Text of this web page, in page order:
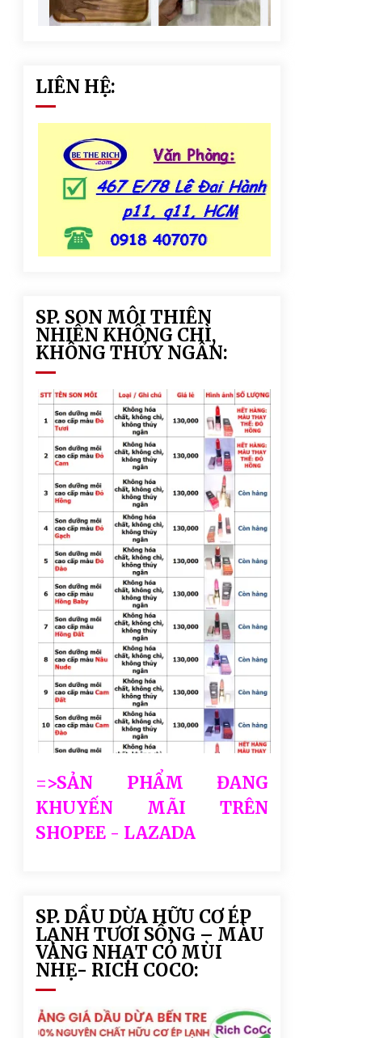
LIÊN HỆ:
SP. SON MÔI THIÊN
NHIÊN KHÔNG CHÌ,
KHÔNG THỦY NGÂN:
=>SẢN PHẨM ĐANG
KHUYẾN MÃI TRÊN
SHOPEE - LAZADA
SP. DẦU DỪA HỮU CƠ ÉP
LẠNH TƯƠI SỐNG – MÀU
VÀNG NHẠT CÓ MÙI
NHẸ- RICH COCO: